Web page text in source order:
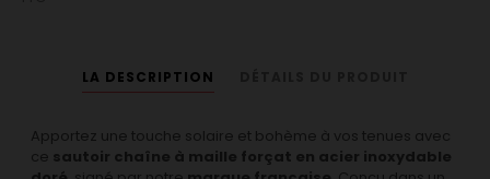
LA DESCRIPTION
Apportez une touche solaire et bohème à vos tenues avec
ce sautoir chaîne à maille forçat en acier inoxydable